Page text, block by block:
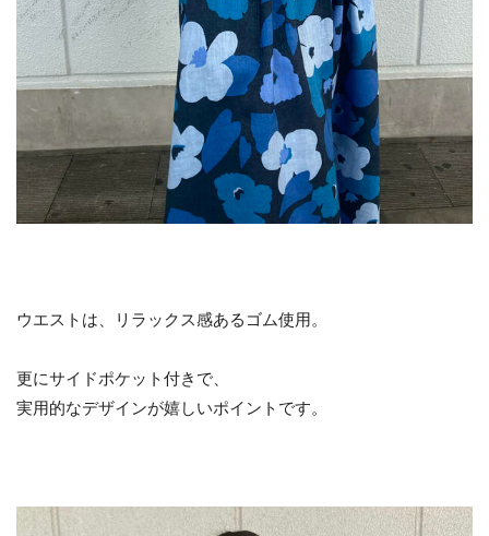
ウエストは、リラックス感あるゴム使用。
更にサイドポケット付きで、
実用的なデザインが嬉しいポイントです。